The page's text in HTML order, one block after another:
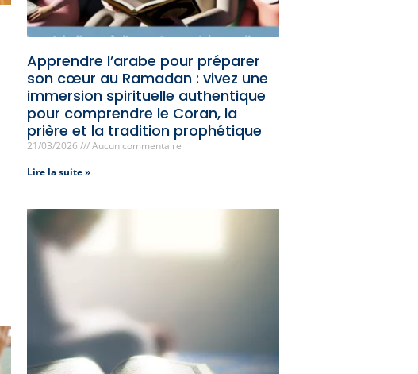
Apprendre l’arabe pour préparer
son cœur au Ramadan : vivez une
immersion spirituelle authentique
pour comprendre le Coran, la
prière et la tradition prophétique
21/03/2026
Aucun commentaire
Lire la suite »